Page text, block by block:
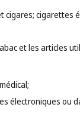
cigares;
et les articles
électroniques ou